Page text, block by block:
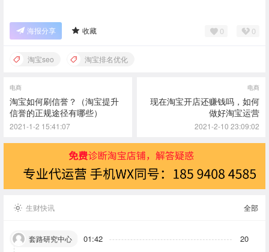
海报分享 收藏 0 0
淘宝seo 淘宝排名优化
电商
淘宝如何刷信誉？（淘宝提升
信誉的正规途径有哪些）
2021-1-2 15:41:07
电商
现在淘宝开店还赚钱吗，如何
做好淘宝运营
2021-2-10 23:09:02
生财快讯 全部
套路研究中心 01:42
20